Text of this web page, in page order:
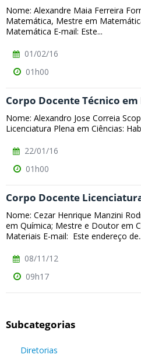
Nome: Alexandre Maia Ferreira
Matemática, Mestre em
Matemática E-mail: Este...
01/02/16
01h00
Corpo Docente Técnico em
Nome: Alexandro Jose Correia
Licenciatura Plena em Ciências:
22/01/16
01h00
Corpo Docente
Nome: Cezar Henrique Manzini
em Química; Mestre e Doutor em
Materiais E-mail: Este endereço
08/11/12
09h17
Subcategorias
Diretorias